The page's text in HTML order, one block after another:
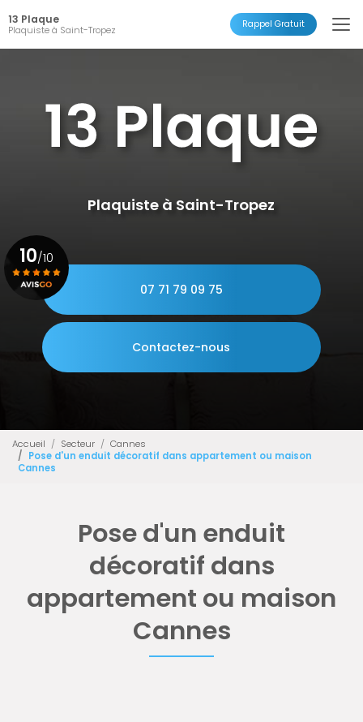
au
contenu
principal
13 Plaque
Plaquiste à Saint-Tropez Rappel Gratuit
Plaquiste à Saint-Tropez
07 71 79 09 75
Contactez-nous
10/10
Voir le certificat
Accueil Secteur
Cannes
Pose d'un enduit décoratif dans appartement ou maison
Cannes
Pose d'un enduit
décoratif dans
appartement ou maison
Cannes